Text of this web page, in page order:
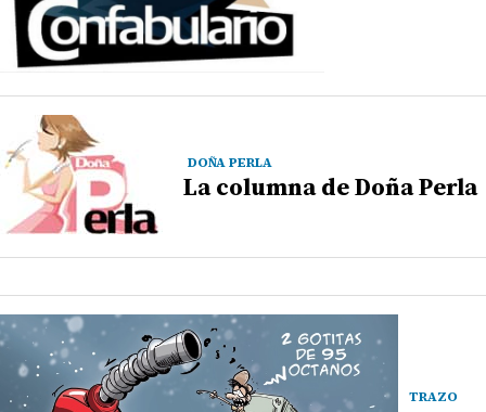
DOÑA PERLA
La columna de Doña Perla
TRAZO